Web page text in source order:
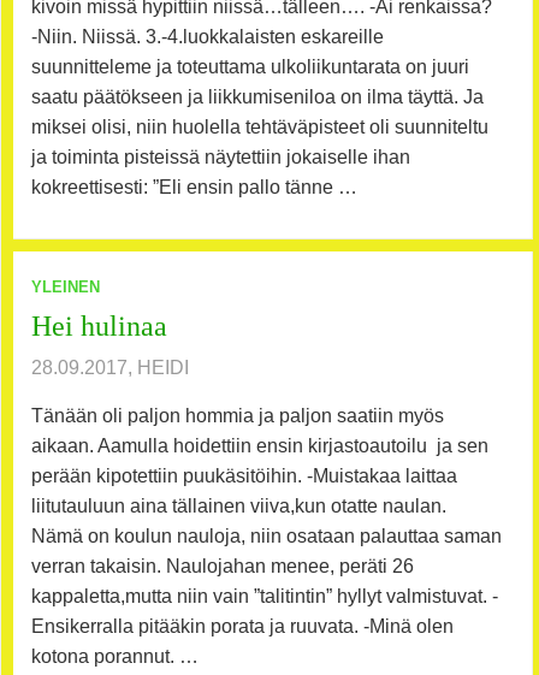
kivoin missä hypittiin niissä…tälleen…. -Ai renkaissa?
-Niin. Niissä. 3.-4.luokkalaisten eskareille
suunnitteleme ja toteuttama ulkoliikuntarata on juuri
saatu päätökseen ja liikkumiseniloa on ilma täyttä. Ja
miksei olisi, niin huolella tehtäväpisteet oli suunniteltu
ja toiminta pisteissä näytettiin jokaiselle ihan
kokreettisesti: ”Eli ensin pallo tänne …
YLEINEN
Hei hulinaa
28.09.2017, HEIDI
Tänään oli paljon hommia ja paljon saatiin myös
aikaan. Aamulla hoidettiin ensin kirjastoautoilu ja sen
perään kipotettiin puukäsitöihin. -Muistakaa laittaa
liitutauluun aina tällainen viiva,kun otatte naulan.
Nämä on koulun nauloja, niin osataan palauttaa saman
verran takaisin. Naulojahan menee, peräti 26
kappaletta,mutta niin vain ”talitintin” hyllyt valmistuvat. -
Ensikerralla pitääkin porata ja ruuvata. -Minä olen
kotona porannut. …